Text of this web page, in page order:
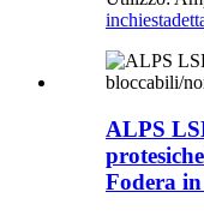
inchiesta
ALPS
Fodera